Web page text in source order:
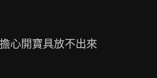
心開寶具放不出來